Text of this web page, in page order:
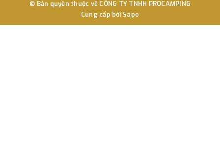
© Bản quyền thuộc về CÔNG TY TNHH PROCAMPING
Cung cấp bởi Sapo